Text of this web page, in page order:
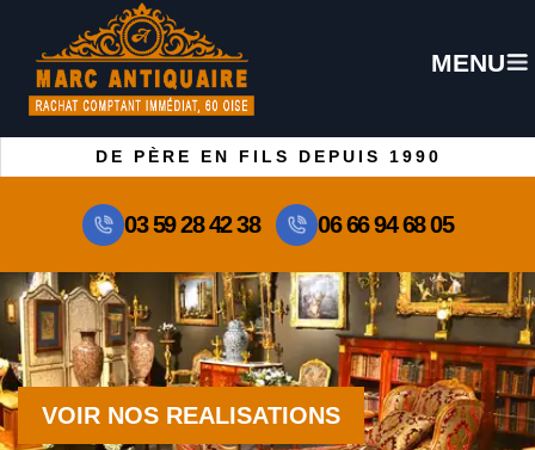
MENU
DE PÈRE EN FILS DEPUIS 1990
03 59 28 42 38 06 66 94 68 05
VOIR NOS REALISATIONS